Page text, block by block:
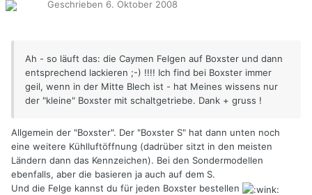
Geschrieben 6. Oktober 2008
Ah - so läuft das: die Caymen Felgen auf Boxster und dann
entsprechend lackieren ;-) !!!! Ich find bei Boxster immer
geil, wenn in der Mitte Blech ist - hat Meines wissens nur
der "kleine" Boxster mit schaltgetriebe. Dank + gruss !
Allgemein der "Boxster". Der "Boxster S" hat dann unten noch
eine weitere Kühlluftöffnung (dadrüber sitzt in den meisten
Ländern dann das Kennzeichen). Bei den Sondermodellen
ebenfalls, aber die basieren ja auch auf dem S.
Und die Felge kannst du für jeden Boxster bestellen